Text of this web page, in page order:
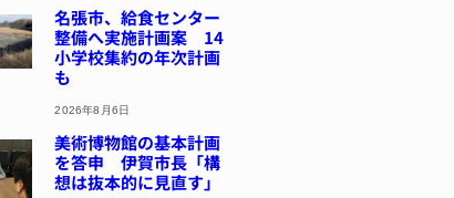
名張市、給食センター
整備へ実施計画案 14
小学校集約の年次計画
も
2026年8月6日
美術博物館の基本計画
を答申 伊賀市長「構
想は抜本的に見直す」